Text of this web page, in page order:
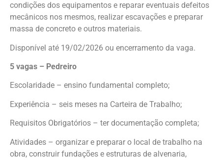
condições dos equipamentos e reparar eventuais defeitos
mecânicos nos mesmos, realizar escavações e preparar
massa de concreto e outros materiais.
Disponível até 19/02/2026 ou encerramento da vaga.
5 vagas – Pedreiro
Escolaridade – ensino fundamental completo;
Experiência – seis meses na Carteira de Trabalho;
Requisitos Obrigatórios – ter documentação completa;
Atividades – organizar e preparar o local de trabalho na
obra, construir fundações e estruturas de alvenaria,